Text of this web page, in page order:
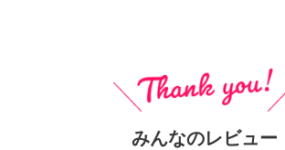
みんなのレビュー